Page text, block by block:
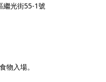
繼光街55-1號
物入場。